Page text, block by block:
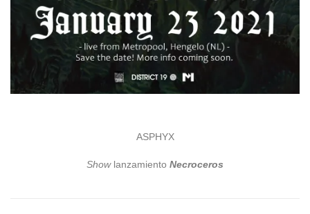
ASPHYX
Showlanzamiento Necroceros